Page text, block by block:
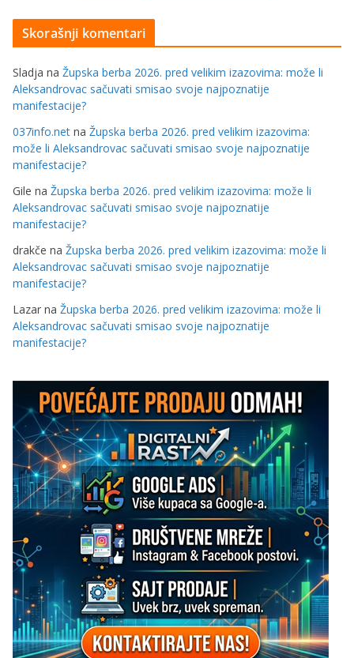
Skorašnji komentari
Sladja na Župska berba 2026. pred velikim izazovima: može li
Aleksandrovac sačuvati smisao svoje najpoznatije
manifestacije?
037info.net na Župska berba 2026. pred velikim izazovima:
može li Aleksandrovac sačuvati smisao svoje najpoznatije
manifestacije?
Gile na Župska berba 2026. pred velikim izazovima: može li
Aleksandrovac sačuvati smisao svoje najpoznatije
manifestacije?
drakče na Župska berba 2026. pred velikim izazovima: može li
Aleksandrovac sačuvati smisao svoje najpoznatije
manifestacije?
Lazar na Župska berba 2026. pred velikim izazovima: može li
Aleksandrovac sačuvati smisao svoje najpoznatije
manifestacije?